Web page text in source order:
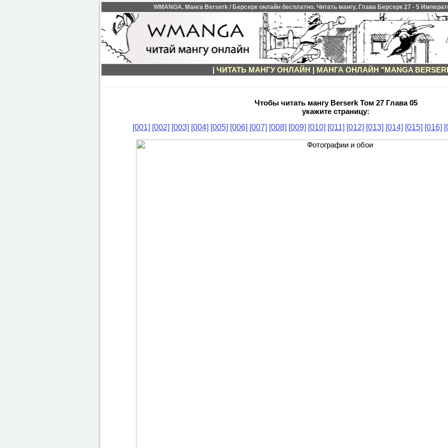
WMANGA. Манга Berserk / Берсерк онлайн бесплатно. Читать мангу. Глава Берсерк 27 - 5
| ЧИТАТЬ МАНГУ ОНЛАЙН | МАНГА ОНЛАЙН "MANGA
Чтобы читать мангу Berserk Том 27 Глава 05
укажите страницу:
[001] [002] [003] [004] [005] [006] [007] [008] [009] [010] [011] [012] [013] [014] [015] [016]